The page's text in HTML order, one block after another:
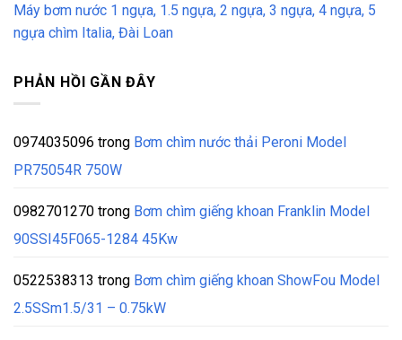
Máy bơm nước 1 ngựa, 1.5 ngựa, 2 ngựa, 3 ngựa, 4 ngựa, 5
ngựa chìm Italia, Đài Loan
PHẢN HỒI GẦN ĐÂY
0974035096 trong Bơm chìm nước thải Peroni Model
PR75054R 750W
0982701270 trong Bơm chìm giếng khoan Franklin Model
90SSI45F065-1284 45Kw
0522538313 trong Bơm chìm giếng khoan ShowFou Model
2.5SSm1.5/31 – 0.75kW